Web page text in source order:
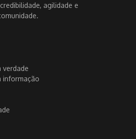
agilidade e
verdade
informação